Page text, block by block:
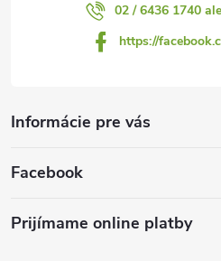
02 / 6436 1740
https://
Informácie pre vás
Facebook
Prijímame online platby